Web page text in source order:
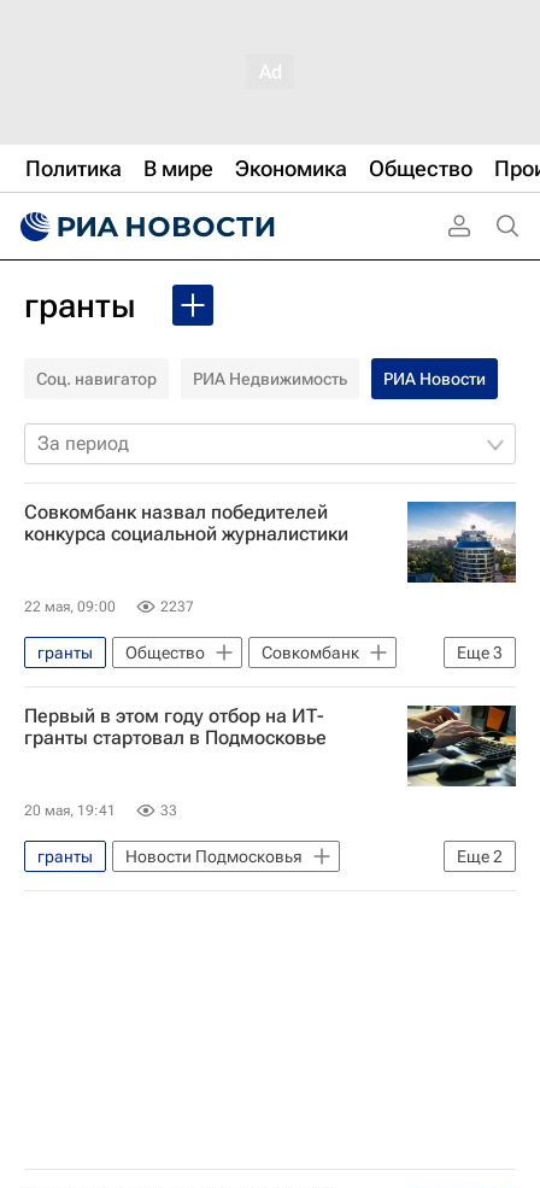
Политика В мире Экономика Общество
гранты
Соц. навигатор РИА Недвижимость РИА Новости
За период
Совкомбанк назвал победителей
конкурса социальной журналистики
22 мая, 09:00 2237
Еще3
гранты Общество
Совкомбанк
Россия
Журналистика Конкурсы
Первый в этом году отбор на ИТ-
гранты стартовал в Подмосковье
20 мая, 19:41 33
Еще2
гранты
Новости Подмосковья
Московская область (Подмосковье)